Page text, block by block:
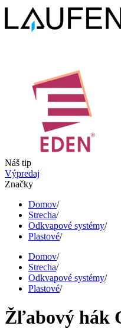
Náš tip
Výpredaj
Značky
Domov/
Strecha/
Odkvapové systémy/
Plastové/
Domov/
Strecha/
Odkvapové systémy/
Plastové/
Žľabový hák